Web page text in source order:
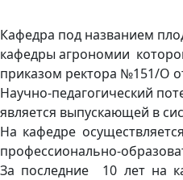
Кафедра под названием
кафедры агрономии
приказом ректора №151/О
Научно-педагогический
является выпускающей в
На кафедре
профессионально-
За последние 10 лет на